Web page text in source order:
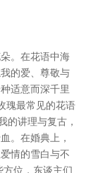
。在花语中海
的爱、尊敬与
适意而深千里
瑰最常见的花语
的讲理与复古，
。在婚典上，
情的雪白与不
位，东谈主们